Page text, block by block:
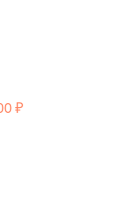
₽